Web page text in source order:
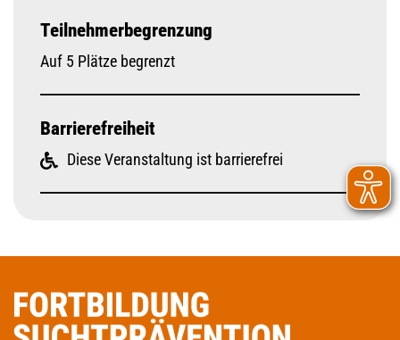
Teilnehmerbegrenzung
Auf 5 Plätze begrenzt
Barrierefreiheit
Diese Veranstaltung ist barrierefrei